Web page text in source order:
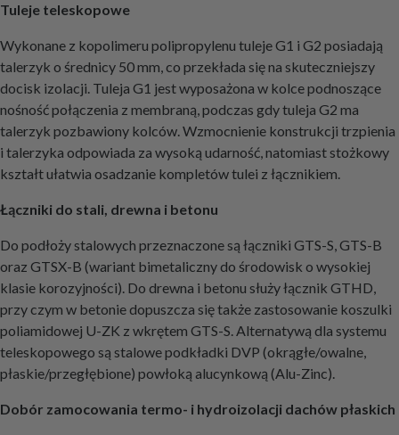
Tuleje teleskopowe
Wykonane z kopolimeru polipropylenu tuleje G1 i G2 posiadają
talerzyk o średnicy 50 mm, co przekłada się na skuteczniejszy
docisk izolacji. Tuleja G1 jest wyposażona w kolce podnoszące
nośność połączenia z membraną, podczas gdy tuleja G2 ma
talerzyk pozbawiony kolców. Wzmocnienie konstrukcji trzpienia
i talerzyka odpowiada za wysoką udarność, natomiast stożkowy
kształt ułatwia osadzanie kompletów tulei z łącznikiem.
Łączniki do stali, drewna i betonu
Do podłoży stalowych przeznaczone są łączniki GTS-S, GTS-B
oraz GTSX-B (wariant bimetaliczny do środowisk o wysokiej
klasie korozyjności). Do drewna i betonu służy łącznik GTHD,
przy czym w betonie dopuszcza się także zastosowanie koszulki
poliamidowej U-ZK z wkrętem GTS-S. Alternatywą dla systemu
teleskopowego są stalowe podkładki DVP (okrągłe/owalne,
płaskie/przegłębione) powłoką alucynkową (Alu-Zinc).
Dobór zamocowania termo- i hydroizolacji dachów płaskich